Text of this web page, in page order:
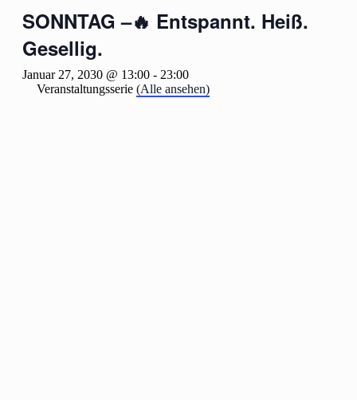
SONNTAG –🔥 Entspannt. Heiß.
Gesellig.
Januar 27, 2030 @ 13:00 - 23:00
Veranstaltungsserie (Alle ansehen)